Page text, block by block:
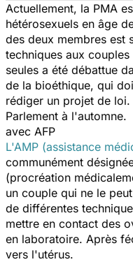
Actuellement, la PMA
hétérosexuels en âge
des deux membres est
techniques aux
seules a été débattue
de la bioéthique, qui
rédiger un projet de
Parlement à l'automne.
avec AFP
L'AMP (assistance
communément
(procréation
un couple qui ne le
de différentes
mettre en contact des
en laboratoire. Après
vers l'utérus.